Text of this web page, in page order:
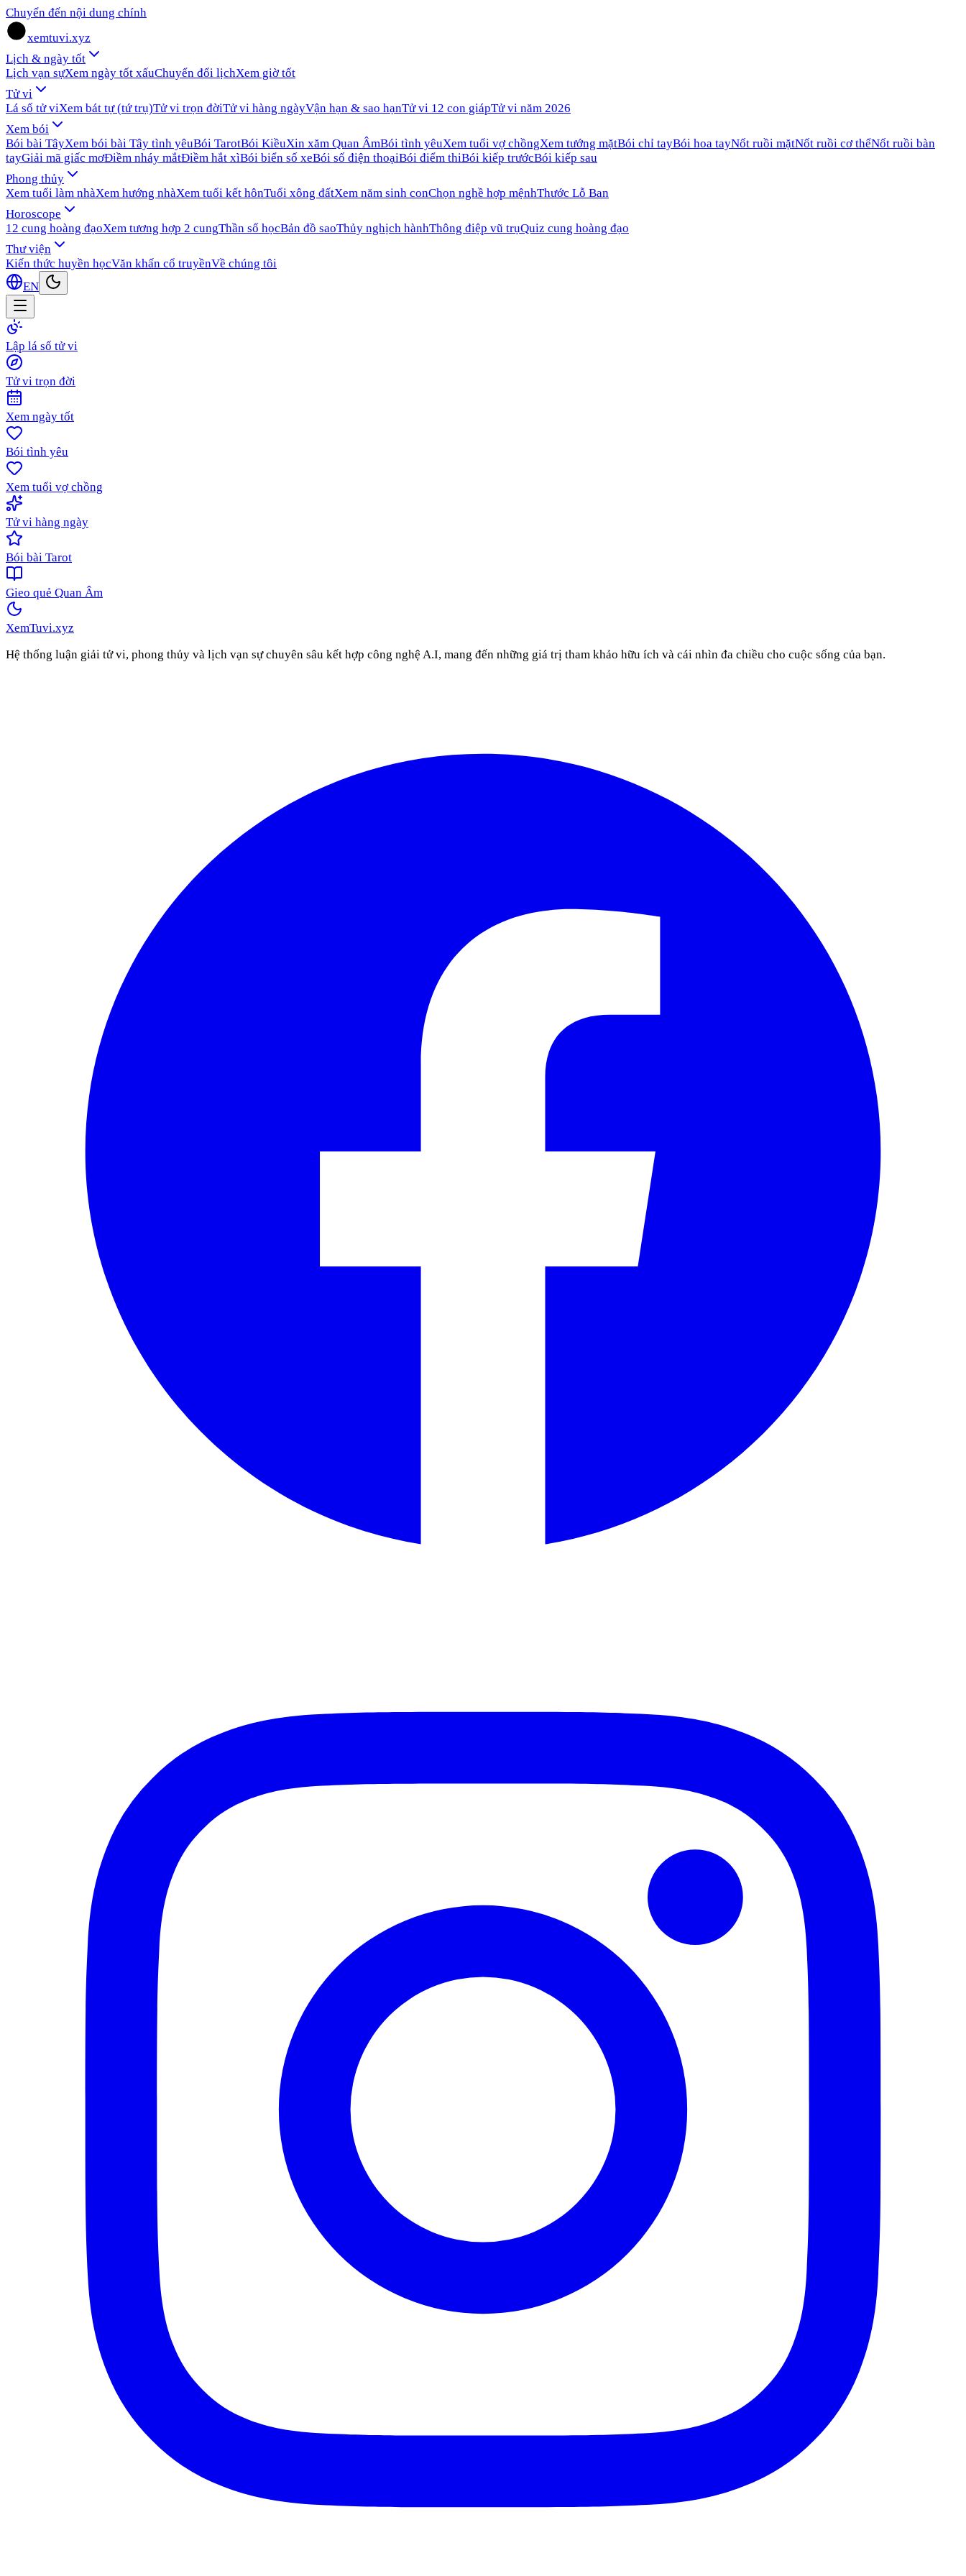
Chuyển đến nội dung chính
xemtuvi.xyz
Lịch & ngày tốt
Lịch vạn sựXem ngày tốt xấuChuyển đổi lịchXem giờ tốt
Tử vi
Lá số tử viXem bát tự (tứ trụ)Tử vi trọn đờiTử vi hàng ngàyVận hạn & sao hạnTử vi 12 con giápTử vi năm 2026
Xem bói
Bói bài TâyXem bói bài Tây tình yêuBói TarotBói KiềuXin xăm Quan ÂmBói tình yêuXem tuổi vợ chồngXem tướng mặtBói chỉ tayBói hoa tayNốt ruồi mặtNốt ruồi cơ thểNốt ruồi bàn
tayGiải mã giấc mơĐiềm nháy mắtĐiềm hắt xìBói biển số xeBói số điện thoạiBói điểm thiBói kiếp trướcBói kiếp sau
Phong thủy
Xem tuổi làm nhàXem hướng nhàXem tuổi kết hônTuổi xông đấtXem năm sinh conChọn nghề hợp mệnhThước Lỗ Ban
Horoscope
12 cung hoàng đạoXem tương hợp 2 cungThần số họcBản đồ saoThủy nghịch hànhThông điệp vũ trụQuiz cung hoàng đạo
Thư viện
Kiến thức huyền họcVăn khấn cổ truyềnVề chúng tôi
EN
Lập lá số tử vi
Tử vi trọn đời
Xem ngày tốt
Bói tình yêu
Xem tuổi vợ chồng
Tử vi hàng ngày
Bói bài Tarot
Gieo quẻ Quan Âm
XemTuvi.xyz
Hệ thống luận giải tử vi, phong thủy và lịch vạn sự chuyên sâu kết hợp công nghệ A.I, mang đến những giá trị tham khảo hữu ích và cái nhìn đa chiều cho cuộc sống của bạn.